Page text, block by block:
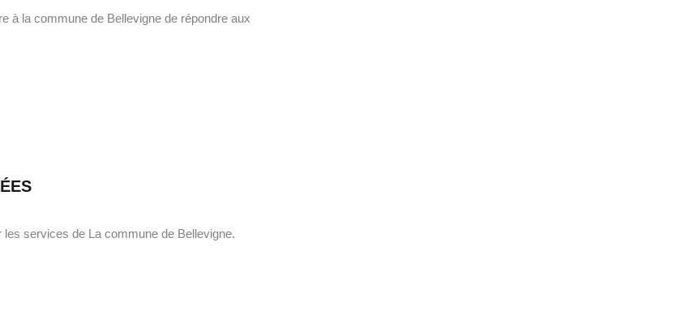
à la commune de Bellevigne de répondre aux
services de La commune de Bellevigne.